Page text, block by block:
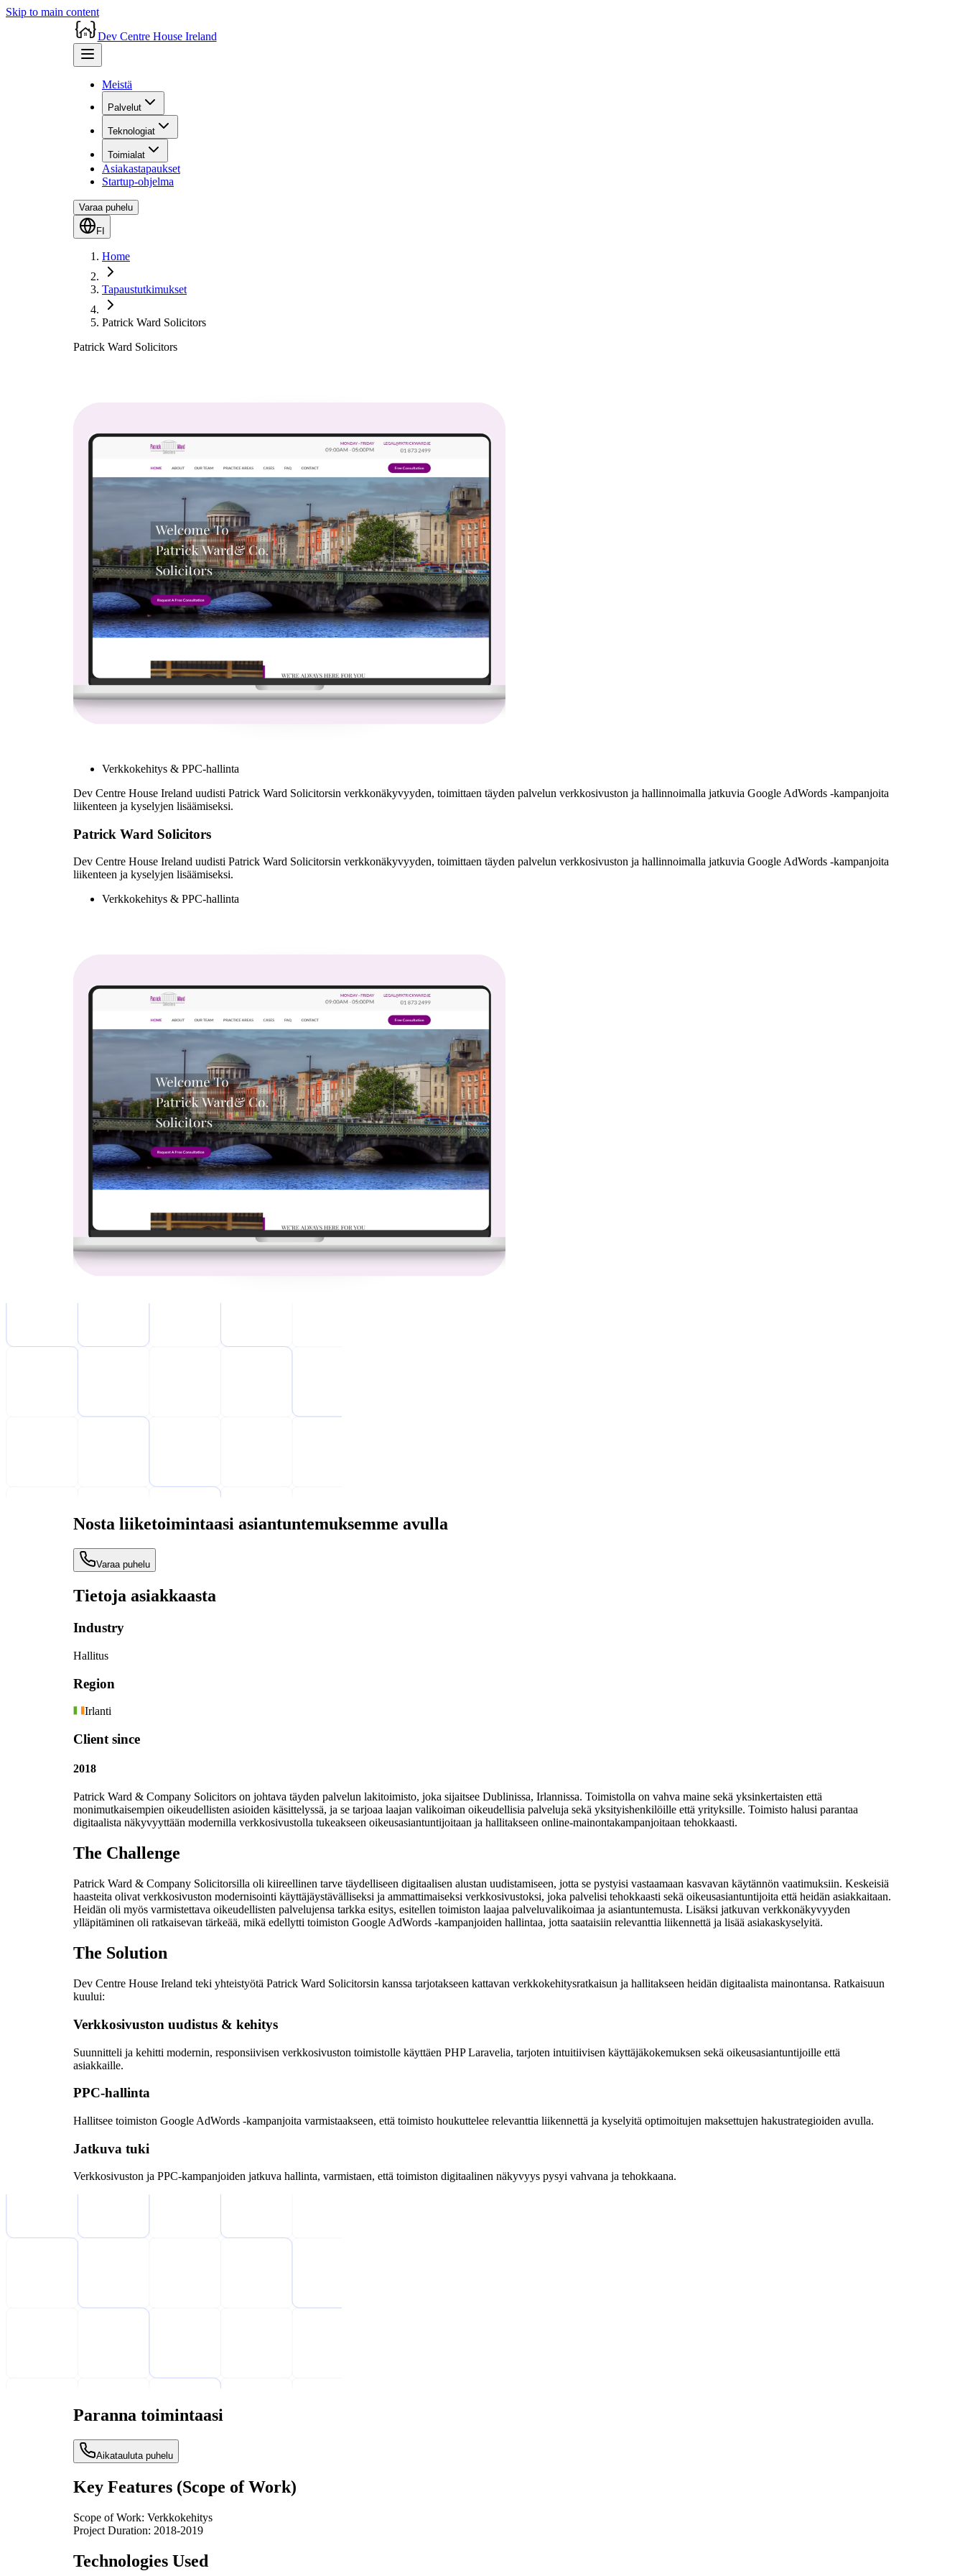
Skip to main content
Dev Centre House Ireland
Meistä
Palvelut
Teknologiat
Toimialat
Asiakastapaukset
Startup-ohjelma
Varaa puhelu
FI
Home
Tapaustutkimukset
Patrick Ward Solicitors
Patrick Ward Solicitors
Verkkokehitys & PPC-hallinta
Dev Centre House Ireland uudisti Patrick Ward Solicitorsin verkkonäkyvyyden, toimittaen täyden palvelun verkkosivuston ja hallinnoimalla jatkuvia Google AdWords -kampanjoita
liikenteen ja kyselyjen lisäämiseksi.
Patrick Ward Solicitors
Dev Centre House Ireland uudisti Patrick Ward Solicitorsin verkkonäkyvyyden, toimittaen täyden palvelun verkkosivuston ja hallinnoimalla jatkuvia Google AdWords -kampanjoita
liikenteen ja kyselyjen lisäämiseksi.
Verkkokehitys & PPC-hallinta
Nosta liiketoimintaasi asiantuntemuksemme avulla
Varaa puhelu
Tietoja asiakkaasta
Industry
Hallitus
Region
Irlanti
Client since
2018
Patrick Ward & Company Solicitors on johtava täyden palvelun lakitoimisto, joka sijaitsee Dublinissa, Irlannissa. Toimistolla on vahva maine sekä yksinkertaisten että
monimutkaisempien oikeudellisten asioiden käsittelyssä, ja se tarjoaa laajan valikoiman oikeudellisia palveluja sekä yksityishenkilöille että yrityksille. Toimisto halusi parantaa
digitaalista näkyvyyttään modernilla verkkosivustolla tukeakseen oikeusasiantuntijoitaan ja hallitakseen online-mainontakampanjoitaan tehokkaasti.
The Challenge
Patrick Ward & Company Solicitorsilla oli kiireellinen tarve täydelliseen digitaalisen alustan uudistamiseen, jotta se pystyisi vastaamaan kasvavan käytännön vaatimuksiin. Keskeisiä
haasteita olivat verkkosivuston modernisointi käyttäjäystävälliseksi ja ammattimaiseksi verkkosivustoksi, joka palvelisi tehokkaasti sekä oikeusasiantuntijoita että heidän asiakkaitaan.
Heidän oli myös varmistettava oikeudellisten palvelujensa tarkka esitys, esitellen toimiston laajaa palveluvalikoimaa ja asiantuntemusta. Lisäksi jatkuvan verkkonäkyvyyden
ylläpitäminen oli ratkaisevan tärkeää, mikä edellytti toimiston Google AdWords -kampanjoiden hallintaa, jotta saataisiin relevanttia liikennettä ja lisää asiakaskyselyitä.
The Solution
Dev Centre House Ireland teki yhteistyötä Patrick Ward Solicitorsin kanssa tarjotakseen kattavan verkkokehitysratkaisun ja hallitakseen heidän digitaalista mainontansa. Ratkaisuun
kuului:
Verkkosivuston uudistus & kehitys
Suunnitteli ja kehitti modernin, responsiivisen verkkosivuston toimistolle käyttäen PHP Laravelia, tarjoten intuitiivisen käyttäjäkokemuksen sekä oikeusasiantuntijoille että
asiakkaille.
PPC-hallinta
Hallitsee toimiston Google AdWords -kampanjoita varmistaakseen, että toimisto houkuttelee relevanttia liikennettä ja kyselyitä optimoitujen maksettujen hakustrategioiden avulla.
Jatkuva tuki
Verkkosivuston ja PPC-kampanjoiden jatkuva hallinta, varmistaen, että toimiston digitaalinen näkyvyys pysyi vahvana ja tehokkaana.
Paranna toimintaasi
Aikatauluta puhelu
Key Features (Scope of Work)
Scope of Work: Verkkokehitys
Project Duration: 2018-2019
Technologies Used